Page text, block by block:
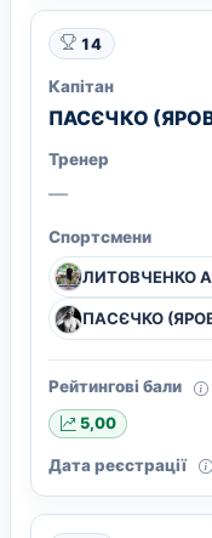
14
Капітан
ПАСЄЧКО
Тренер
—
Спортсмени
ЛИТОВЧЕНКО
ПАСЄЧКО
Рейтингові бали
5,00
Дата реєстрації